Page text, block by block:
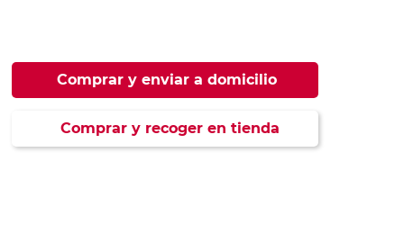
Comprar y enviar a domicilio
Comprar y recoger en tienda